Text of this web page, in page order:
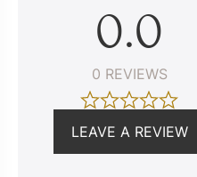
0.0
0 REVIEWS
LEAVE A REVIEW